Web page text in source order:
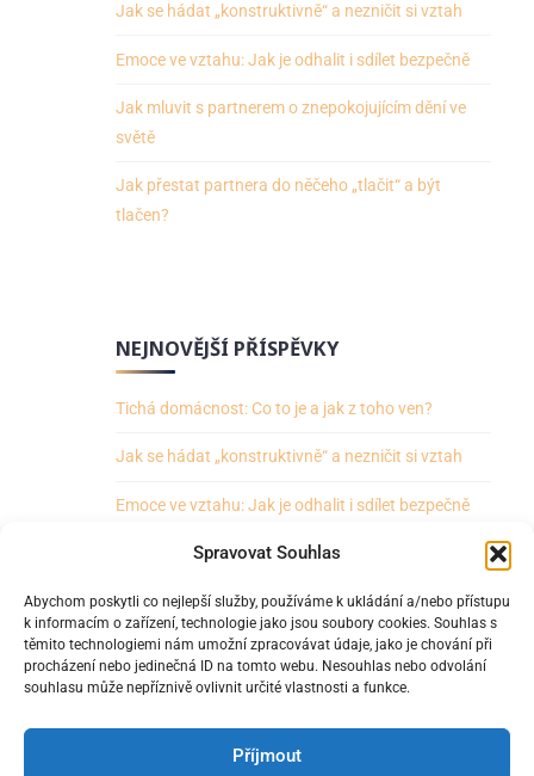
Spravovat Souhlas
Abychom poskytli co nejlepší služby, používáme k ukládání a/nebo přístupu
k informacím o zařízení, technologie jako jsou soubory cookies. Souhlas s
těmito technologiemi nám umožní zpracovávat údaje, jako je chování při
procházení nebo jedinečná ID na tomto webu. Nesouhlas nebo odvolání
souhlasu může nepříznivě ovlivnit určité vlastnosti a funkce.
Příjmout
Jak se hádat „konstruktivně“ a nezničit si vztah
Emoce ve vztahu: Jak je odhalit i sdílet bezpečně
Jak mluvit s partnerem o znepokojujícím dění ve
světě
Jak přestat partnera do něčeho „tlačit“ a být
tlačen?
NEJNOVĚJŠÍ PŘÍSPĚVKY
Tichá domácnost: Co to je a jak z toho ven?
Jak se hádat „konstruktivně“ a nezničit si vztah
Emoce ve vztahu: Jak je odhalit i sdílet bezpečně
Jak mluvit s partnerem o znepokojujícím dění ve
Jak přestat partnera do něčeho „tlačit“ a být
tlačen?